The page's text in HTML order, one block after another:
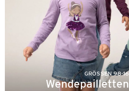
GRÖSSEN 98-164